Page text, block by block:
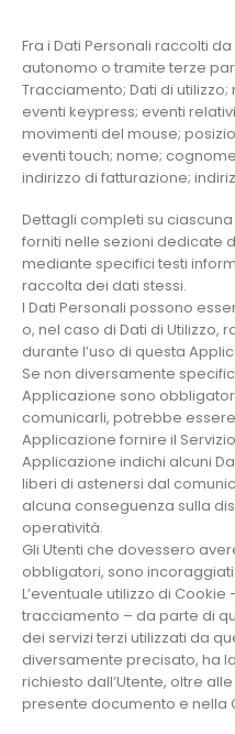
Fra i Dati Personali raccolti
autonomo o tramite terze
Tracciamento; Dati di
eventi keypress; eventi
movimenti del mouse;
eventi touch; nome;
indirizzo di fatturazione;
Dettagli completi su
forniti nelle sezioni dedicate
mediante specifici testi
raccolta dei dati stessi.
I Dati Personali possono
o, nel caso di Dati di
durante l’uso di questa
Se non diversamente
Applicazione sono
comunicarli, potrebbe
Applicazione fornire il
Applicazione indichi alcuni
liberi di astenersi dal
alcuna conseguenza sulla
operatività.
Gli Utenti che dovessero
obbligatori, sono
L’eventuale utilizzo di Cookie
tracciamento – da parte di
dei servizi terzi utilizzati da
diversamente precisato, ha
richiesto dall’Utente, oltre
presente documento e nella